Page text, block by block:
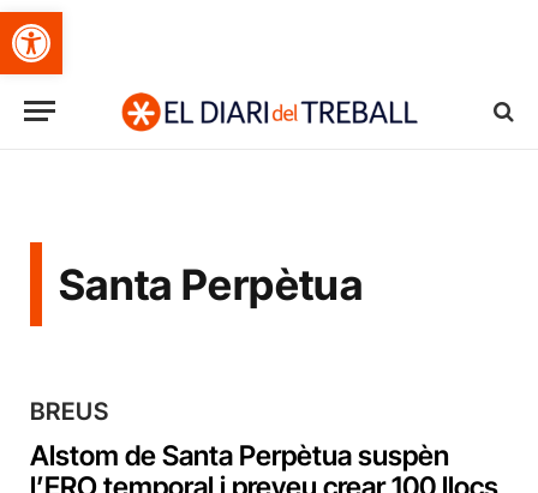
Obre la barra d'eines
Santa Perpètua
BREUS
Alstom de Santa Perpètua suspèn